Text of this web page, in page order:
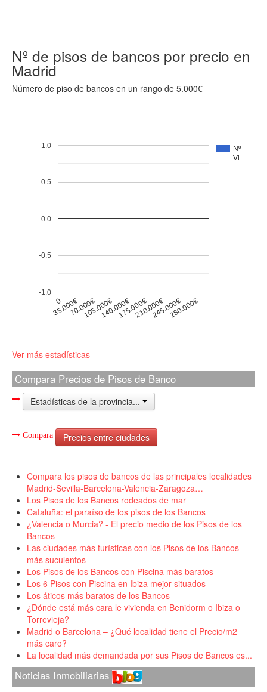
Nº de pisos de bancos por precio en
Madrid
Número de piso de bancos en un rango de 5.000€
Nº
Vi…
0
35.000€70.000€105.000€140.000€175.000€210.000€245.000€280.000€
-1.0
-0.5
0.0
0.5
1.0
Ver más estadísticas
Compara Precios de Pisos de Banco
Estadísticas de la provincia...
Compara Precios entre ciudades
Compara los pisos de bancos de las principales localidades
Madrid-Sevilla-Barcelona-Valencia-Zaragoza…
Los Pisos de los Bancos rodeados de mar
Cataluña: el paraíso de los pisos de los Bancos
¿Valencia o Murcia? - El precio medio de los Pisos de los
Bancos
Las ciudades más turísticas con los Pisos de los Bancos
más suculentos
Los Pisos de los Bancos con Piscina más baratos
Los 6 Pisos con Piscina en Ibiza mejor situados
Los áticos más baratos de los Bancos
¿Dónde está más cara le vivienda en Benidorm o Ibiza o
Torrevieja?
Madrid o Barcelona – ¿Qué localidad tiene el Precio/m2
más caro?
La localidad más demandada por sus Pisos de Bancos es...
Noticias Inmobiliarias